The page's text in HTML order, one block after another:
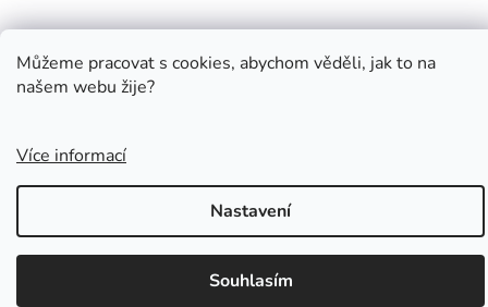
Můžeme pracovat s cookies, abychom věděli, jak to na
našem webu žije?
Více informací
Nastavení
Souhlasím
Vytvořil Shoptet